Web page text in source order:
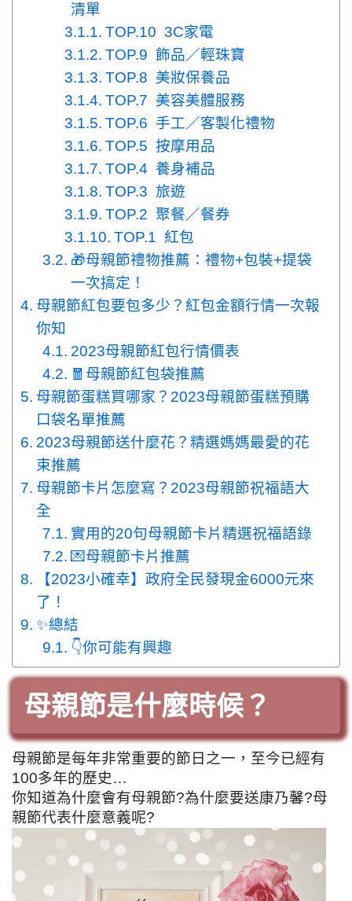
清單
TOP.10 3C家電
TOP.9 飾品／輕珠寶
TOP.8 美妝保養品
TOP.7 美容美體服務
TOP.6 手工／客製化禮物
TOP.5 按摩用品
TOP.4 養身補品
TOP.3 旅遊
TOP.2 聚餐／餐券
TOP.1 紅包
🎁母親節禮物推薦：禮物+包裝+提袋
一次搞定！
母親節紅包要包多少？紅包金額行情一次報
你知
2023母親節紅包行情價表
🧧母親節紅包袋推薦
母親節蛋糕買哪家？2023母親節蛋糕預購
口袋名單推薦
2023母親節送什麼花？精選媽媽最愛的花
束推薦
母親節卡片怎麼寫？2023母親節祝福語大
全
實用的20句母親節卡片精選祝福語錄
💌母親節卡片推薦
【2023小確幸】政府全民發現金6000元來
了！
✨總結
👇你可能有興趣
母親節是什麼時候？
母親節是每年非常重要的節日之一，至今已經有
100多年的歷史…
你知道為什麼會有母親節?為什麼要送康乃馨?母
親節代表什麼意義呢?